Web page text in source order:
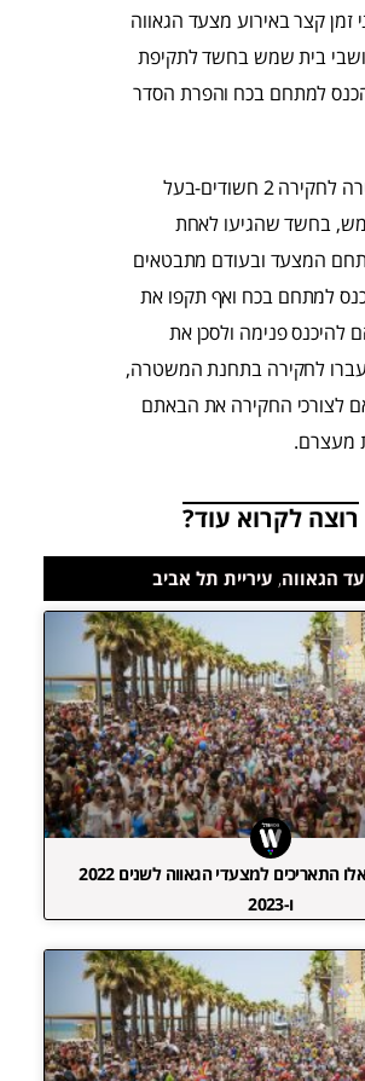
קצר באירוע מצעד הגאווה
בית שמש בחשד לתקיפת
למתחם בכח והפרת הסדר
בנוסף עיכבה המשטרה לחקירה 2 חשודים-בעל
בחשד שהגיעו לאחת
המצעד ובעודם מתבטאים
למתחם בכח ואף תקפו את
להיכנס פנימה ולסכן את
לחקירה בתחנת המשטרה,
לצורכי החקירה את הבאתם
מעצרם.
רוצה לקרוא עוד?
הגאווה, עיריית תל אביב
פתחו יומנים – אלו התאריכים למצעדי הגאווה לשנים 2022
ו-2023